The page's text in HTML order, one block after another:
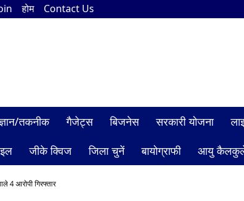
होम Contact Us
तकनीक गैजेट्स बिजनेस सरकारी योजना
जीके क्विज जिला चुनें बायोग्राफी आयु
4 आरोपी गिरफ्तार